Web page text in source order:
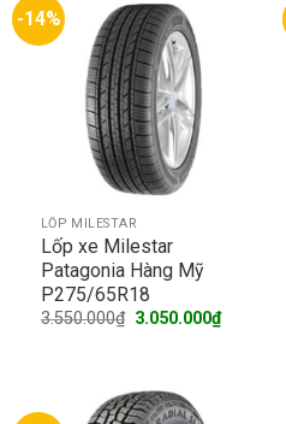
-14%
LỐP MILESTAR
Lốp xe Milestar
Patagonia Hàng Mỹ
P275/65R18
3.550.000₫ Original
3.050.000₫Current
price